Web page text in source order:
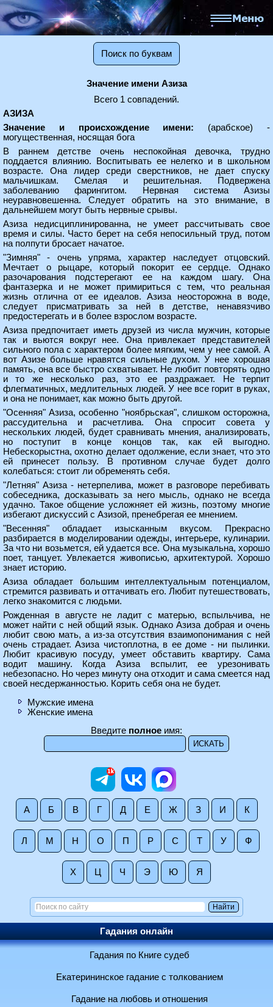
Поиск по буквам
Значение имени Азиза
Всего 1 совпадений.
АЗИЗА
Значение и происхождение имени: (арабское) -
могущественная, носящая бога
В раннем детстве очень неспокойная девочка, трудно
поддается влиянию. Воспитывать ее нелегко и в школьном
возрасте. Она лидер среди сверстников, не дает спуску
мальчишкам. Смелая и решительная. Подвержена
заболеванию фарингитом. Нервная система Азизы
неуравновешенна. Следует обратить на это внимание, в
дальнейшем могут быть нервные срывы.
Азиза недисциплинированна, не умеет рассчитывать свое
время и силы. Часто берет на себя непосильный труд, потом
на полпути бросает начатое.
"Зимняя" - очень упряма, характер наследует отцовский.
Мечтает о рыцаре, который покорит ее сердце. Однако
разочарования подстерегают ее на каждом шагу. Она
фантазерка и не может примириться с тем, что реальная
жизнь отлична от ее идеалов. Азиза неосторожна в воде,
следует присматривать за ней в детстве, ненавязчиво
предостерегать и в более взрослом возрасте.
Азиза предпочитает иметь друзей из числа мужчин, которые
так и вьются вокруг нее. Она привлекает представителей
сильного пола с характером более мягким, чем у нее самой. А
вот Азизе больше нравятся сильные духом. У нее хорошая
память, она все быстро схватывает. Не любит повторять одно
и то же несколько раз, это ее раздражает. Не терпит
флегматичных, медлительных людей. У нее все горит в руках,
и она не понимает, как можно быть другой.
"Осенняя" Азиза, особенно "ноябрьская", слишком осторожна,
рассудительна и расчетлива. Она спросит совета у
нескольких людей, будет сравнивать мнения, анализировать,
но поступит в конце концов так, как ей выгодно.
Небескорыстна, охотно делает одолжение, если знает, что это
ей принесет пользу. В противном случае будет долго
колебаться: стоит ли обременять себя.
"Летняя" Азиза - нетерпелива, может в разговоре перебивать
собеседника, досказывать за него мысль, однако не всегда
удачно. Такое общение усложняет ей жизнь, поэтому многие
избегают дискуссий с Азизой, пренебрегая ее мнением.
"Весенняя" обладает изысканным вкусом. Прекрасно
разбирается в моделировании одежды, интерьере, кулинарии.
За что ни возьмется, ей удается все. Она музыкальна, хорошо
поет, танцует. Увлекается живописью, архитектурой. Хорошо
знает историю.
Азиза обладает большим интеллектуальным потенциалом,
стремится развивать и оттачивать его. Любит путешествовать,
легко знакомится с людьми.
Рожденная в августе не ладит с матерью, вспыльчива, не
может найти с ней общий язык. Однако Азиза добрая и очень
любит свою мать, а из-за отсутствия взаимопонимания с ней
очень страдает. Азиза чистоплотна, в ее доме - ни пылинки.
Любит красивую посуду, умеет обставить квартиру. Сама
водит машину. Когда Азиза вспылит, ее урезонивать
небезопасно. Но через минуту она отходит и сама смеется над
своей несдержанностью. Корить себя она не будет.
Мужские имена
Женские имена
Введите полное имя:
А Б В Г Д Е Ж З И К
Л М Н О П Р С Т У Ф
Х Ц Ч Э Ю Я
Гадания онлайн
Гадания по Книге судеб
Екатерининское гадание с толкованием
Гадание на любовь и отношения